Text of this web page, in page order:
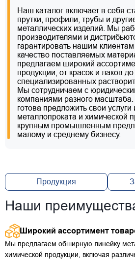
Наш каталог включает в себя
прутки, профили, трубы и
металлических изделий. Мы
производителями и
гарантировать нашим
качество поставляемых
предлагаем широкий
продукции, от красок и лаков до
специализированных
Мы сотрудничаем с
компаниями разного
готова предложить свои услуги
металлопроката и химической
крупным промышленным
малому и среднему бизнесу.
Продукция
Наши
Широкий ассортимент
Мы предлагаем обширную линейку
химической продукции, включая